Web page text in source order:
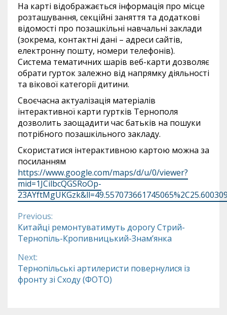
На карті відображається інформація про місце
розташування, секційні заняття та додаткові
відомості про позашкільні навчальні заклади
(зокрема, контактні дані – адреси сайтів,
електронну пошту, номери телефонів).
Система тематичних шарів веб-карти дозволяє
обрати гурток залежно від напрямку діяльності
та вікової категорії дитини.
Своєчасна актуалізація матеріалів
інтерактивної карти гуртків Тернополя
дозволить заощадити час батьків на пошуки
потрібного позашкільного закладу.
Скористатися інтерактивною картою можна за
посиланням
https://www.google.com/maps/d/u/0/viewer?
mid=1JCilbcQGSRoOp-
Continue
Reading
Previous:
Китайці ремонтуватимуть дорогу Стрий-
Тернопіль-Кропивницький-Знам’янка
Next:
Тернопільські артилеристи повернулися із
фронту зі Сходу (ФОТО)